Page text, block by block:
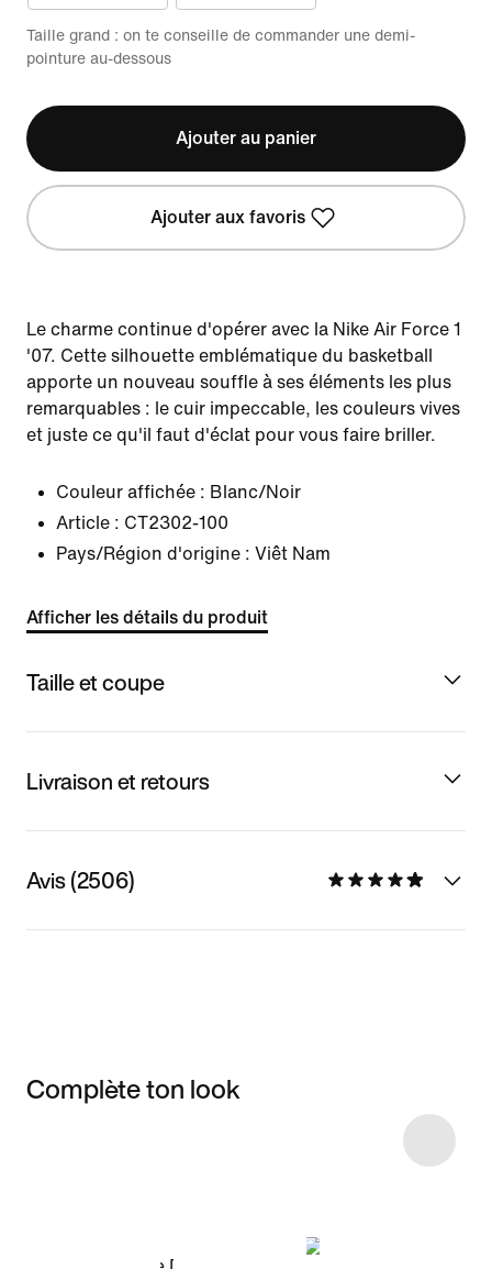
Taille grand : on te conseille de commander une demi-
pointure au-dessous
Ajouter au panier
Ajouter aux favoris
Le charme continue d'opérer avec la Nike Air Force 1
'07. Cette silhouette emblématique du basketball
apporte un nouveau souffle à ses éléments les plus
remarquables : le cuir impeccable, les couleurs vives
et juste ce qu'il faut d'éclat pour vous faire briller.
Couleur affichée : Blanc/Noir
Article : CT2302-100
Pays/Région d'origine : Viêt Nam
Afficher les détails du produit
Taille et coupe
Livraison et retours
Avis (2506)
Complète ton look